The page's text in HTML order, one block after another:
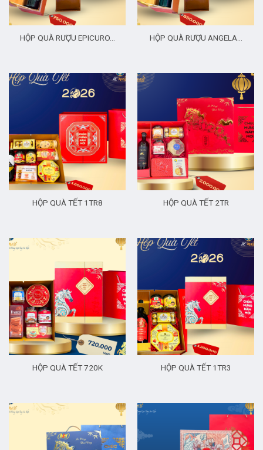
HỘP QUÀ RƯỢU EPICURO… HỘP QUÀ RƯỢU ANGELA…
HỘP QUÀ TẾT 1TR8 HỘP QUÀ TẾT 2TR
HỘP QUÀ TẾT 720K HỘP QUÀ TẾT 1TR3